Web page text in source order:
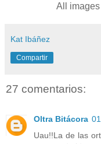
All
Kat Ibáñez
Compartir
27 comentarios:
Oltra Bitácora
Uau!!La de las